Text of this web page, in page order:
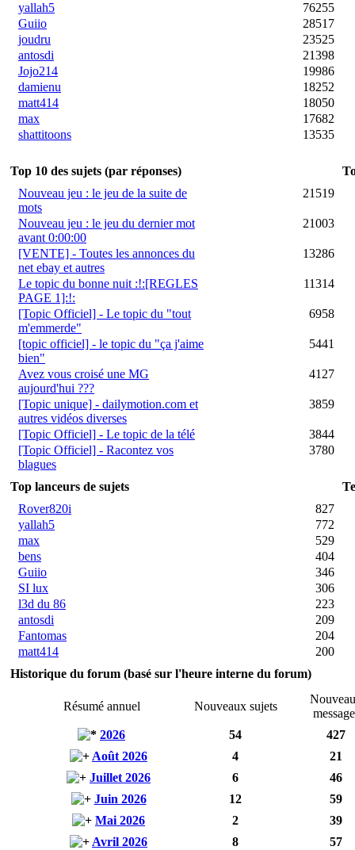
yallah5
76255
Guiio
28517
joudru
23525
antosdi
21398
Jojo214
19986
damienu
18252
matt414
18050
max
17682
shattitoons
13535
Top 10 des sujets (par réponses)
Nouveau jeu : le jeu de la suite de
mots
21519
Nouveau jeu : le jeu du dernier mot
avant 0:00:00
21003
[VENTE] - Toutes les annonces du
net ebay et autres
13286
Le topic du bonne nuit :!:[REGLES
PAGE 1]:!:
11314
[Topic Officiel] - Le topic du "tout
m'emmerde"
6958
[topic officiel] - le topic du "ça j'aime
bien"
5441
Avez vous croisé une MG
aujourd'hui ???
4127
[Topic unique] - dailymotion.com et
autres vidéos diverses
3859
[Topic Officiel] - Le topic de la télé
3844
[Topic Officiel] - Racontez vos
blagues
3780
Top lanceurs de sujets
Rover820i
827
yallah5
772
max
529
bens
404
Guiio
346
SI lux
306
l3d du 86
223
antosdi
209
Fantomas
204
matt414
200
Historique du forum (basé sur l'heure interne du forum)
Résumé annuel Nouveaux sujets
2026
54
427
Août 2026
4
21
Juillet 2026
6
46
Juin 2026
12
59
Mai 2026
2
39
Avril 2026
8
57